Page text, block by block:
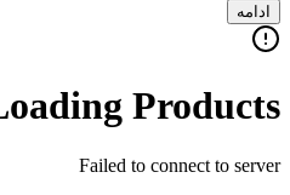
ادامه
Products
Failed to connect to server